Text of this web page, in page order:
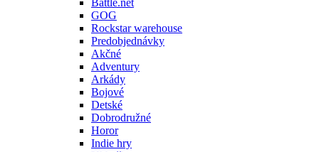
Battle.net
GOG
Rockstar warehouse
Predobjednávky
Akčné
Adventury
Arkády
Bojové
Detské
Dobrodružné
Horor
Indie hry